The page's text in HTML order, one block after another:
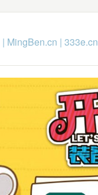
| MingBen.cn | 333e.cn